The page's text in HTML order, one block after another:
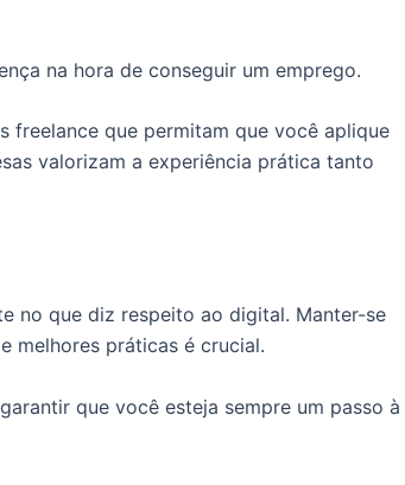
na hora de conseguir um emprego.
freelance que permitam que você aplique
valorizam a experiência prática tanto
no que diz respeito ao digital. Manter-se
melhores práticas é crucial.
que você esteja sempre um passo à